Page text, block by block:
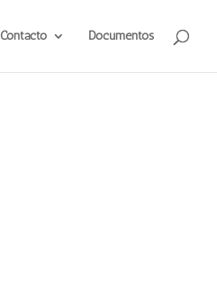
Contacto Documentos